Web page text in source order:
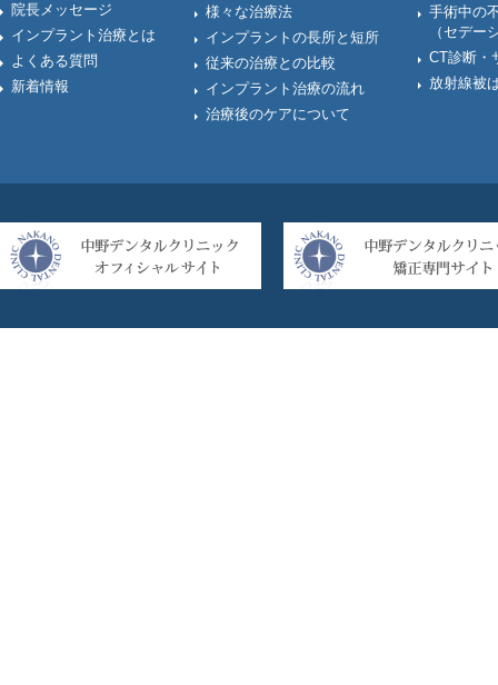
院長メッセージ
インプラント治療とは
よくある質問
新着情報
様々な治療法
インプラントの長所と短所
従来の治療との比較
インプラント治療の流れ
治療後のケアについて
手術中の
（セデー
CT診断・
放射線被